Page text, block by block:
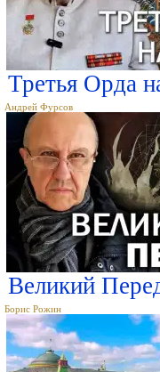
Третья Орда
Андрей Фурсов
Великий
Борис Рожин